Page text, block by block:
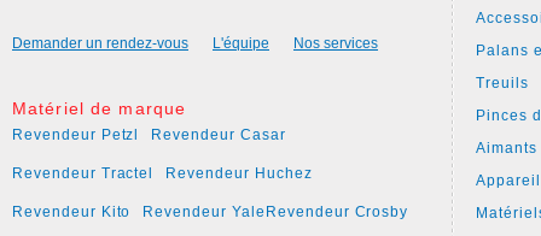
Demander un rendez-vous L'équipe Nos services
Matériel de marque
Revendeur Petzl Revendeur Casar
Revendeur Tractel Revendeur Huchez
Revendeur Kito Revendeur Yale Revendeur Crosby
Palans
Treuils
Pinces